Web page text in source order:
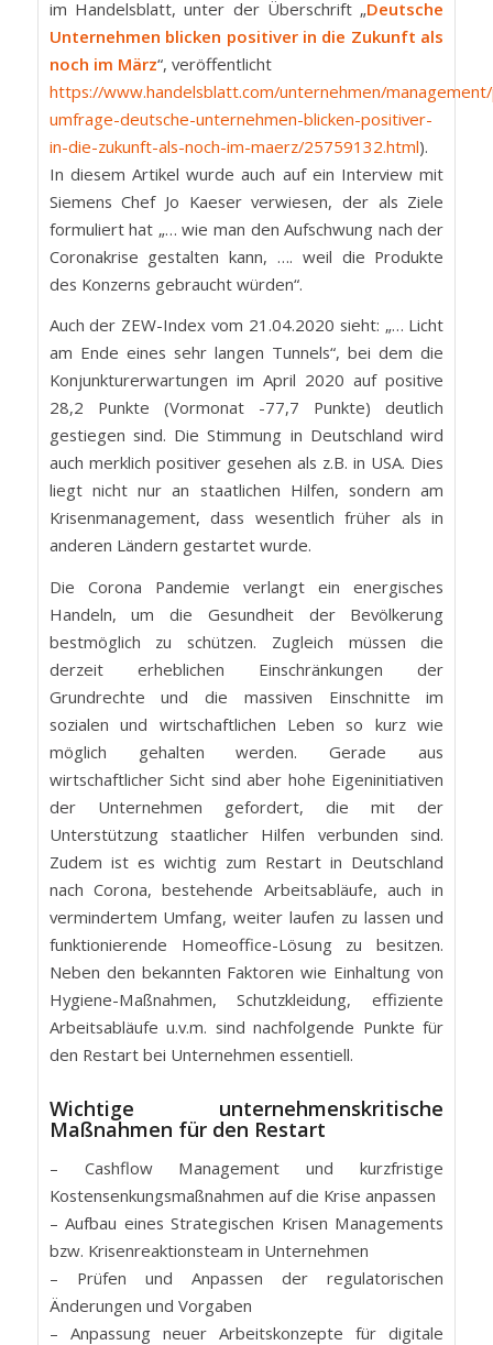
im Handelsblatt, unter der Überschrift „Deutsche
Unternehmen blicken positiver in die Zukunft als
noch im März“, veröffentlicht
https://www.handelsblatt.com/unternehmen/
umfrage-deutsche-unternehmen-blicken-positiver-
in-die-zukunft-als-noch-im-maerz/25759132.html).
In diesem Artikel wurde auch auf ein Interview mit
Siemens Chef Jo Kaeser verwiesen, der als Ziele
formuliert hat „… wie man den Aufschwung nach der
Coronakrise gestalten kann, …. weil die Produkte
des Konzerns gebraucht würden“.
Auch der ZEW-Index vom 21.04.2020 sieht: „… Licht
am Ende eines sehr langen Tunnels“, bei dem die
Konjunkturerwartungen im April 2020 auf positive
28,2 Punkte (Vormonat -77,7 Punkte) deutlich
gestiegen sind. Die Stimmung in Deutschland wird
auch merklich positiver gesehen als z.B. in USA. Dies
liegt nicht nur an staatlichen Hilfen, sondern am
Krisenmanagement, dass wesentlich früher als in
anderen Ländern gestartet wurde.
Die Corona Pandemie verlangt ein energisches
Handeln, um die Gesundheit der Bevölkerung
bestmöglich zu schützen. Zugleich müssen die
derzeit erheblichen Einschränkungen der
Grundrechte und die massiven Einschnitte im
sozialen und wirtschaftlichen Leben so kurz wie
möglich gehalten werden. Gerade aus
wirtschaftlicher Sicht sind aber hohe Eigeninitiativen
der Unternehmen gefordert, die mit der
Unterstützung staatlicher Hilfen verbunden sind.
Zudem ist es wichtig zum Restart in Deutschland
nach Corona, bestehende Arbeitsabläufe, auch in
vermindertem Umfang, weiter laufen zu lassen und
funktionierende Homeoffice-Lösung zu besitzen.
Neben den bekannten Faktoren wie Einhaltung von
Hygiene-Maßnahmen, Schutzkleidung, effiziente
Arbeitsabläufe u.v.m. sind nachfolgende Punkte für
den Restart bei Unternehmen essentiell.
Wichtige unternehmenskritische
Maßnahmen für den Restart
– Cashflow Management und kurzfristige
Kostensenkungsmaßnahmen auf die Krise anpassen
– Aufbau eines Strategischen Krisen Managements
bzw. Krisenreaktionsteam in Unternehmen
– Prüfen und Anpassen der regulatorischen
Änderungen und Vorgaben
– Anpassung neuer Arbeitskonzepte für digitale